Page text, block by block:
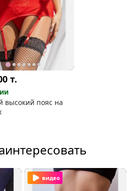
т.
высокий пояс на
видео